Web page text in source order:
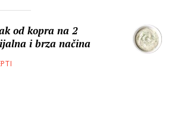
od kopra na 2
i brza načina